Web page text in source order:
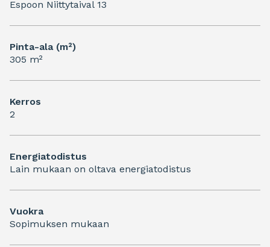
Espoon Niittytaival 13
Pinta-ala (m²)
305 m²
Kerros
2
Energiatodistus
Lain mukaan on oltava energiatodistus
Vuokra
Sopimuksen mukaan